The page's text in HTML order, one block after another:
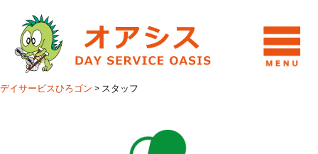
デイサービスひろゴン > スタッフ